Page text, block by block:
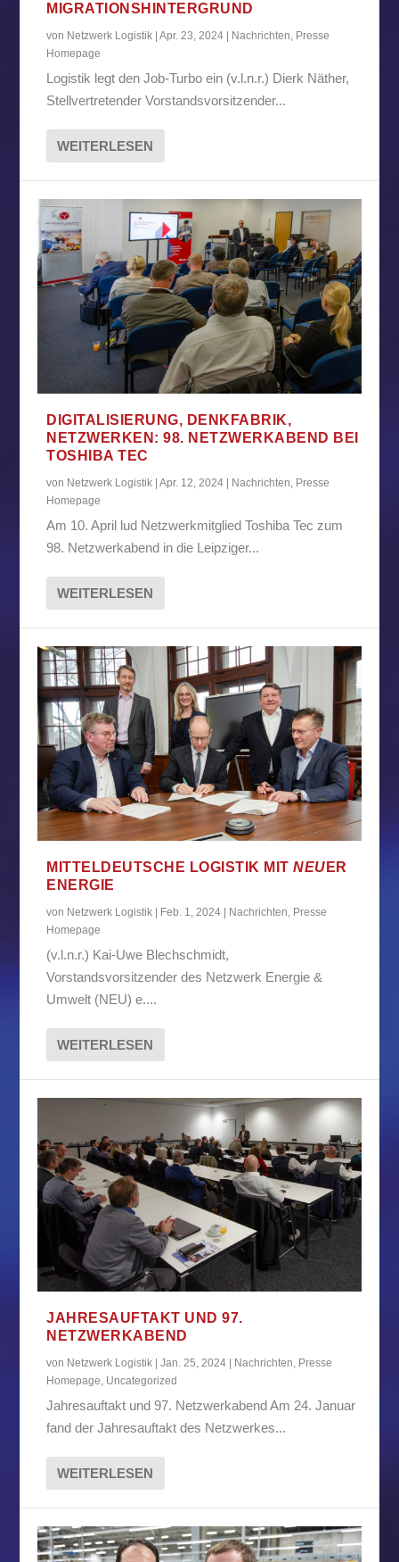
MIGRATIONSHINTERGRUND
von Netzwerk Logistik |Apr. 23, 2024 Nachrichten, Presse
Homepage
Logistik legt den Job-Turbo ein (v.l.n.r.) Dierk Näther,
Stellvertretender Vorstandsvorsitzender...
WEITERLESEN
DIGITALISIERUNG, DENKFABRIK,
NETZWERKEN: 98. NETZWERKABEND BEI
TOSHIBA TEC
von Netzwerk Logistik |Apr. 12, 2024 | Nachrichten, Presse
Homepage
Am 10. April lud Netzwerkmitglied Toshiba Tec zum
98. Netzwerkabend in die Leipziger...
WEITERLESEN
MITTELDEUTSCHE LOGISTIK MITNEU ER
ENERGIE
von Netzwerk Logistik | Feb. 1, 2024 | Nachrichten Presse
Homepage
(v.l.n.r.) Kai-Uwe Blechschmidt,
Vorstandsvorsitzender des Netzwerk Energie &
Umwelt (NEU) e....
WEITERLESEN
JAHRESAUFTAKT UND 97.
NETZWERKABEND
von Netzwerk Logistik |Jan. 25, 2024 Nachrichten, Presse
Homepage, Uncategorized
Jahresauftakt und 97. Netzwerkabend Am 24. Januar
fand der Jahresauftakt des Netzwerkes...
WEITERLESEN